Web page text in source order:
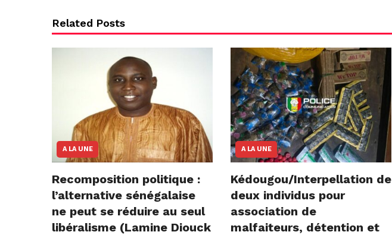
Related Posts
A LA UNE
Recomposition politique :
l’alternative sénégalaise
ne peut se réduire au seul
libéralisme (Lamine Diouck
A LA UNE
Kédougou/Interpellation de
deux individus pour
association de
malfaiteurs, détention et